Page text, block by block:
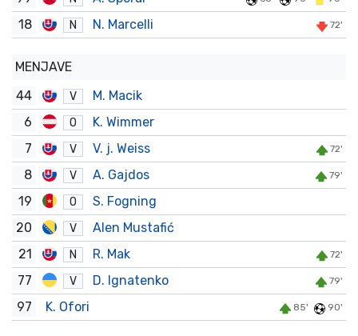
18 N N. Marcelli 72'
MENJAVE
44
V
M. Macik
6
O
K. Wimmer
7
V V. j. Weiss 72'
8 V A. Gajdos 79'
19 O
S. Fogning
20
V
Alen Mustafić
21
N R. Mak 72'
77 V D. Ignatenko 79'
97 K. Ofori 85' 90'